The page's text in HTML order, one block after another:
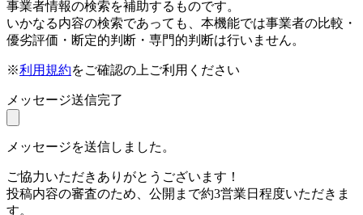
事業者情報の検索を補助するものです。
いかなる内容の検索であっても、本機能では事業者の比較・
優劣評価・断定的判断・専門的判断は行いません。
※利用規約をご確認の上ご利用ください
メッセージ送信完了
メッセージを送信しました。
ご協力いただきありがとうございます！
投稿内容の審査のため、公開まで約3営業日程度いただきま
す。